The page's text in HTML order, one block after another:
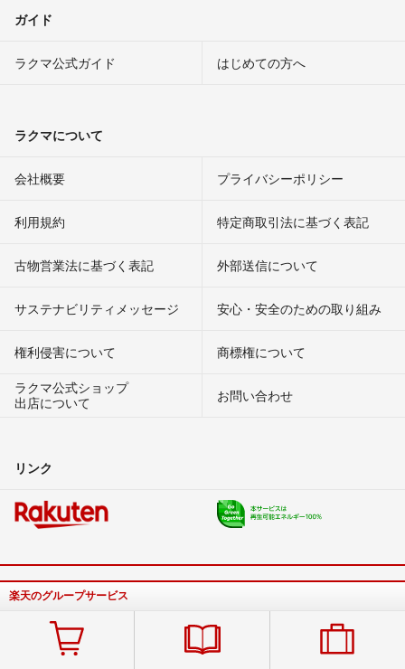
ガイド
ラクマ公式ガイド はじめての方へ
ラクマについて
会社概要 プライバシーポリシー
利用規約 特定商取引法に基づく表記
古物営業法に基づく表記 外部送信について
サステナビリティメッセージ 安心・安全のための取り組み
権利侵害について
商標権について
ラクマ公式ショップ
出店について
お問い合わせ
リンク
楽天のグループサービス